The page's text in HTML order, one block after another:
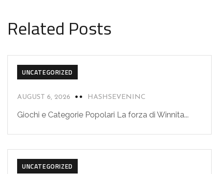
Related Posts
UNCATEGORIZED
AUGUST 6, 2026 HASHSEVENINC
Giochi e Categorie Popolari La forza di Winnita...
UNCATEGORIZED